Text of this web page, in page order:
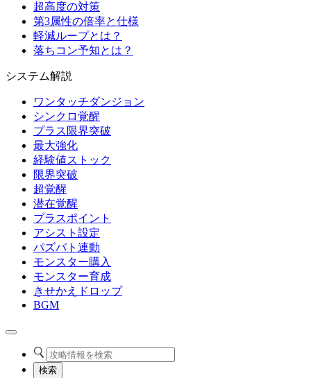
超高度の対策
第3属性の倍率と仕様
軽減ループとは？
落ちコン予知とは？
システム解説
ワンタッチダンジョン
シンクロ覚醒
プラス限界突破
最大強化
経験値ストック
限界突破
超覚醒
潜在覚醒
プラスポイント
アシスト設定
パズバト連動
モンスター購入
モンスター育成
きせかえドロップ
BGM
検索